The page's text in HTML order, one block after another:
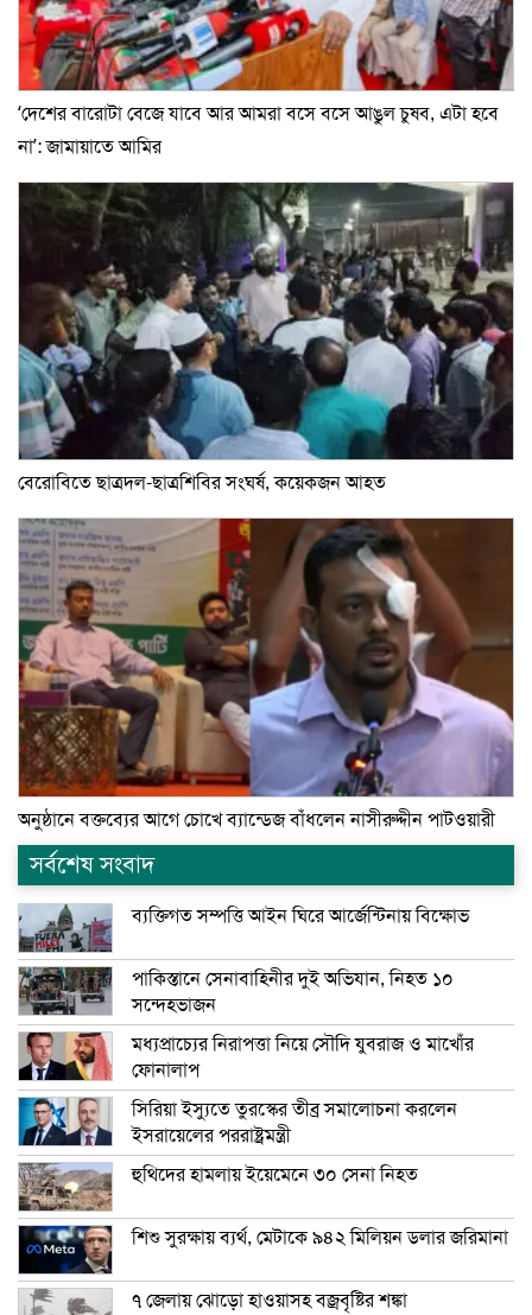
‘দেশের বারোটা বেজে যাবে আর আমরা বসে বসে আঙুল চুষব, এটা হবে
না’: জামায়াতে আমির
বেরোবিতে ছাত্রদল-ছাত্রশিবির সংঘর্ষ, কয়েকজন আহত
অনুষ্ঠানে বক্তব্যের আগে চোখে ব্যান্ডেজ বাঁধলেন নাসীরুদ্দীন পাটওয়ারী
সর্বশেষ সংবাদ
ব্যক্তিগত সম্পত্তি আইন ঘিরে আর্জেন্টিনায় বিক্ষোভ
পাকিস্তানে সেনাবাহিনীর দুই অভিযান, নিহত ১০
সন্দেহভাজন
মধ্যপ্রাচ্যের নিরাপত্তা নিয়ে সৌদি যুবরাজ ও মাখোঁর
ফোনালাপ
সিরিয়া ইস্যুতে তুরস্কের তীব্র সমালোচনা করলেন
ইসরায়েলের পররাষ্ট্রমন্ত্রী
হুথিদের হামলায় ইয়েমেনে ৩০ সেনা নিহত
শিশু সুরক্ষায় ব্যর্থ, মেটাকে ৯৪২ মিলিয়ন ডলার জরিমানা
৭ জেলায় ঝোড়ো হাওয়াসহ বজ্রবৃষ্টির শঙ্কা